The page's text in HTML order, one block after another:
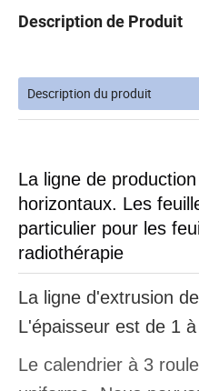
Description de Produit
Description du produit
La ligne de
horizontaux. Les
particulier pour les
radiothérapie
La ligne d'extrusion
L'épaisseur est de 1
Le calendrier à 3